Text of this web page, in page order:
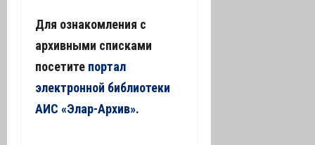
Для ознакомления с
архивными списками
посетите портал
электронной библиотеки
АИС «Элар-Архив».